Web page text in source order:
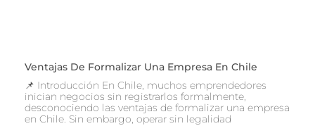
Ventajas De Formalizar Una Empresa En Chile
📌 Introducción En Chile, muchos emprendedores
inician negocios sin registrarlos formalmente,
desconociendo las ventajas de formalizar una empresa
en Chile. Sin embargo, operar sin legalidad